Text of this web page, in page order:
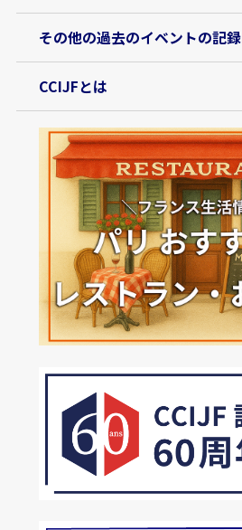
その他の過去のイベントの記録
CCIJFとは